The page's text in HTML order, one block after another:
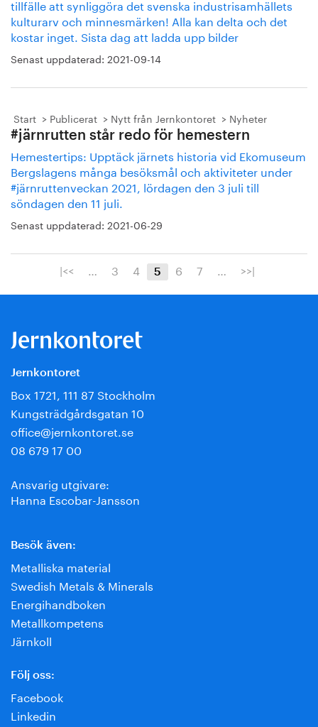
tillfälle att synliggöra det svenska industrisamhällets
kulturarv och minnesmärken! Alla kan delta och det
kostar inget. Sista dag att ladda upp bilder
Senast uppdaterad: 2021-09-14
Start Publicerat Nytt från Jernkontoret Nyheter
#järnrutten står redo för hemestern
Hemestertips: Upptäck järnets historia vid Ekomuseum
Bergslagens många besöksmål och aktiviteter under
#järnruttenveckan 2021, lördagen den 3 juli till
söndagen den 11 juli.
Senast uppdaterad: 2021-06-29
|<< … 3 4 5 6 7 … >>|
Jernkontoret
Box 1721, 111 87 Stockholm
Kungsträdgårdsgatan 10
office@jernkontoret.se
08 679 17 00
Ansvarig utgivare:
Hanna Escobar-Jansson
Besök även:
Metalliska material
Swedish Metals & Minerals
Energihandboken
Metallkompetens
Järnkoll
Följ oss:
Facebook
Linkedin